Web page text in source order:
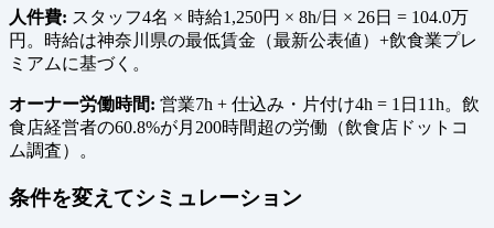
人件費: スタッフ4名 × 時給1,250円 × 8h/日 × 26日 = 104.0万
円。時給は神奈川県の最低賃金（最新公表値）+飲食業プレ
ミアムに基づく。
オーナー労働時間: 営業7h + 仕込み・片付け4h = 1日11h。飲
食店経営者の60.8%が月200時間超の労働（飲食店ドットコ
ム調査）。
条件を変えてシミュレーション